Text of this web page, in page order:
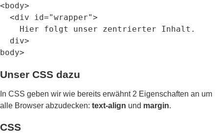
<body>
<div id="wrapper">
    Hier folgt unser zentrierter Inhalt.
div
body>
Unser CSS dazu
In CSS geben wir wie bereits erwähnt 2 Eigenschaften an um
alle Browser abzudecken: text-align und margin.
CSS